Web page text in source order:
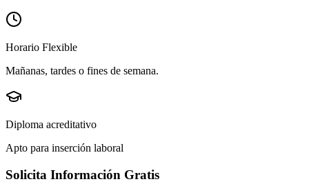
Horario Flexible
Mañanas, tardes o fines de semana.
Diploma acreditativo
Apto para inserción laboral
Solicita Información Gratis